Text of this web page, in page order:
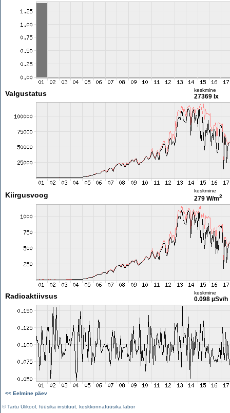
Valgustatus keskmine
27369 lx
Kiirgusvoog
keskmine
279 W/m2
Radioaktiivsus keskmine
0.098 µSv/h
<< Eelmine päev
©Tartu Ülikool füüsika instituut keskkonnafüüsika labor